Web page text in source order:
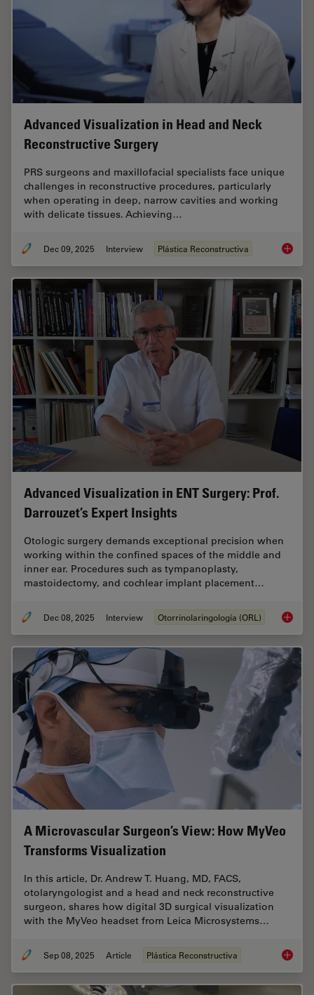
Advanced Visualization in Head and Neck
Reconstructive Surgery
PRS surgeons and maxillofacial specialists face unique
challenges in reconstructive procedures, particularly
when operating in deep, narrow cavities and working
with delicate tissues. Achieving…
Dec 09, 2025 Interview Plástica Reconstructiva
Advanced Visualization in ENT Surgery: Prof.
Darrouzet’s Expert Insights
Otologic surgery demands exceptional precision when
working within the confined spaces of the middle and
inner ear. Procedures such as tympanoplasty,
mastoidectomy, and cochlear implant placement…
Dec 08, 2025 Interview Otorrinolaringología (ORL)
A Microvascular Surgeon’s View: How MyVeo
Transforms Visualization
In this article, Dr. Andrew T. Huang, MD, FACS,
otolaryngologist and a head and neck reconstructive
surgeon, shares how digital 3D surgical visualization
with the MyVeo headset from Leica Microsystems…
Sep 08, 2025 Article Plástica Reconstructiva A